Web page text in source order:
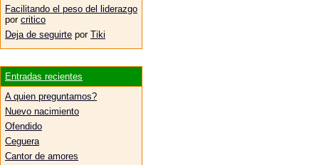
Facilitando el peso del liderazgo
por critico
Deja de seguirte por Tiki
Entradas recientes
A quien preguntamos?
Nuevo nacimiento
Ofendido
Ceguera
Cantor de amores